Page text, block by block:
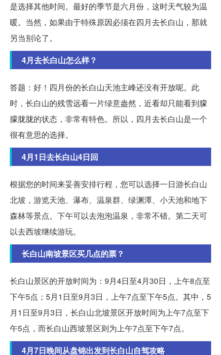
是选择其他时间。最好的季节是六月份，这时天气较为温
暖。当然，如果由于特殊原因必须在四月去长白山，那就
另当别论了。
4月去长白山怎么样？
答题：好！四月份的长白山天池主峰还没有开放呢。此
时，长白山的残雪远看一片绿意盎然，近看却只能看到朦
朦胧胧的状态，非常有特色。所以，四月去长白山是一个
很有意思的选择。
4月1日去长白山4日回
根据您的时间来妥善安排行程，您可以选择一日游长白山
北坡，游览天池、瀑布、温泉群、绿渊潭、小天池和地下
森林等景点。下午可以去泡泡温泉，非常不错。第二天可
以去西坡继续游玩。
长白山南坡景区买几点的票？
长白山景区的开放时间为：9月4日至4月30日，上午8点至
下午5点；5月1日至9月3日，上午7点至下午5点。其中，5
月1日至9月3日，长白山北坡景区开放时间为上午7点至下
午5点，而长白山西坡景区则为上午7点至下午7点。
4月7日晚间从盘锦出发到长白山自驾攻略